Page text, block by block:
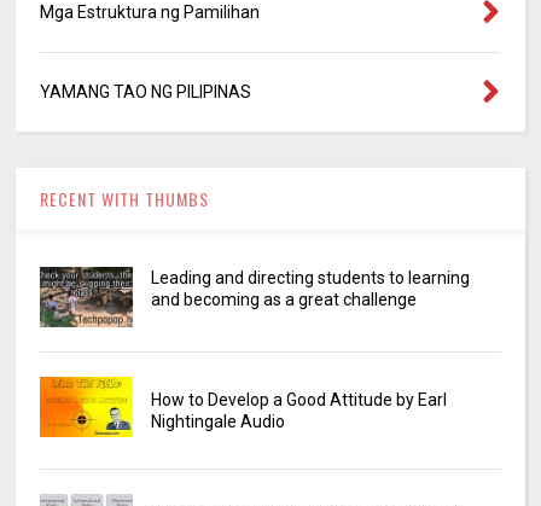
Mga Estruktura ng Pamilihan
YAMANG TAO NG PILIPINAS
RECENT WITH THUMBS
Leading and directing students to learning
and becoming as a great challenge
How to Develop a Good Attitude by Earl
Nightingale Audio